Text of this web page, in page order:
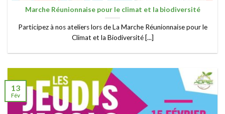
Marche Réunionnaise pour le climat et la biodiversité
Participez à nos ateliers lors de La Marche Réunionnaise pour le
Climat et la Biodiversité [...]
13
Fév